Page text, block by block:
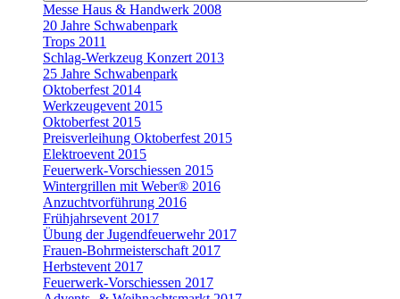
Messe Haus & Handwerk 2008
20 Jahre Schwabenpark
Trops 2011
Schlag-Werkzeug Konzert 2013
25 Jahre Schwabenpark
Oktoberfest 2014
Werkzeugevent 2015
Oktoberfest 2015
Preisverleihung Oktoberfest 2015
Elektroevent 2015
Feuerwerk-Vorschiessen 2015
Wintergrillen mit Weber® 2016
Anzuchtvorführung 2016
Frühjahrsevent 2017
Übung der Jugendfeuerwehr 2017
Frauen-Bohrmeisterschaft 2017
Herbstevent 2017
Feuerwerk-Vorschiessen 2017